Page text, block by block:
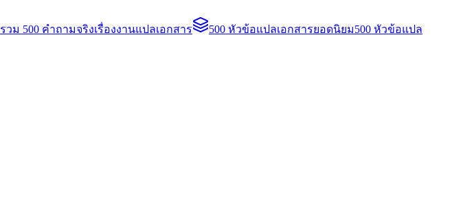
รวม 500 คำถามจริงเรื่องงานแปลเอกสาร 500 หัวข้อแปลเอกสารยอดนิยม500 หัวข้อแปล